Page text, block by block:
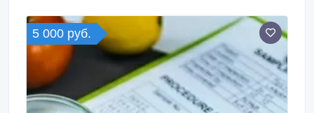
экспертизу используя современное оборудование,
соответствующее требованиям законодательства
РФ.
5 000 руб.